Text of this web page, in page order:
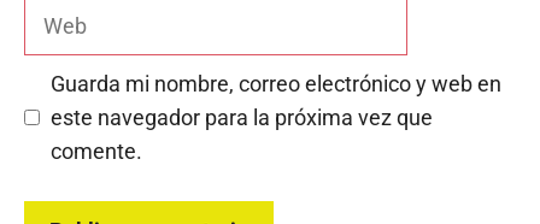
Guarda mi nombre, correo electrónico y web en
este navegador para la próxima vez que
comente.